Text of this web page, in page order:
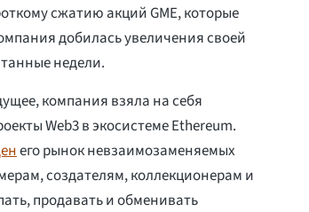
сжатию акций GME, которые
добилась увеличения своей
недели.
компания взяла на себя
Web3 в экосистеме Ethereum.
его рынок невзаимозаменяемых
создателям, коллекционерам и
продавать и обменивать